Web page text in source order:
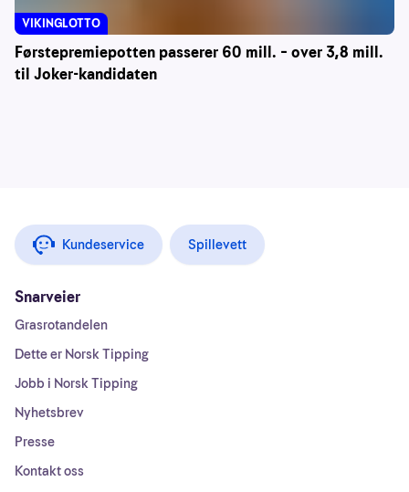
Førstepremiepotten passerer 60 mill. – over 3,8 mill.
til Joker-kandidaten
VIKINGLOTTO
Kundeservice Spillevett
Snarveier
Grasrotandelen
Dette er Norsk Tipping
Jobb i Norsk Tipping
Nyhetsbrev
Presse
Kontakt oss